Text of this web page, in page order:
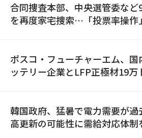
合同捜査本部、中央選管委など
を再度家宅捜索…「投票率操作
ポスコ・フューチャーエム、国
ッテリー企業とLFP正極材19万
韓国政府、猛暑で電力需要が過
高更新の可能性に需給対応体制